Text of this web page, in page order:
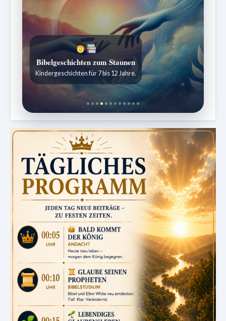
Bibelgeschichten zum Staunen
Kindergeschichten für 7 bis 12 Jahre.